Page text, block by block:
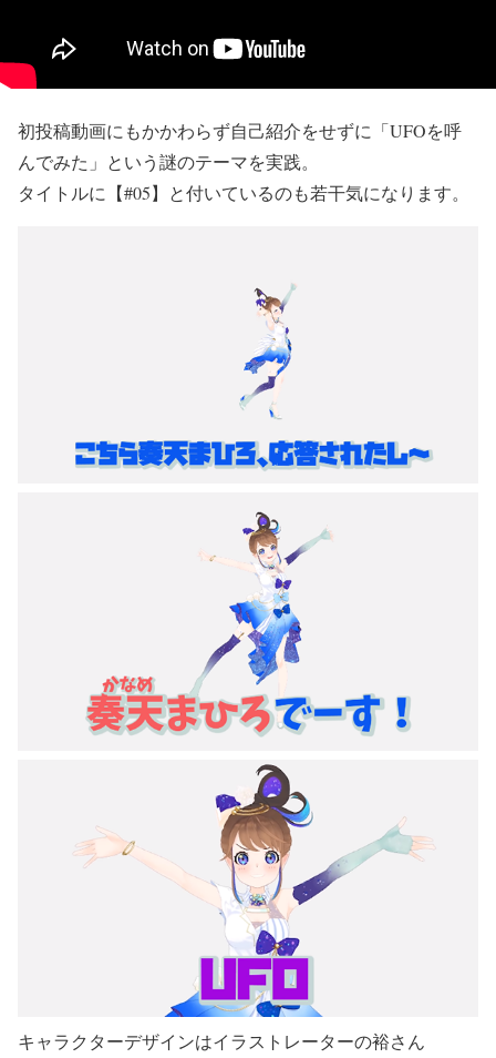
初投稿動画にもかかわらず自己紹介をせずに「UFOを呼
んでみた」という謎のテーマを実践。
タイトルに【#05】と付いているのも若干気になります。
キャラクターデザインはイラストレーターの裕さん